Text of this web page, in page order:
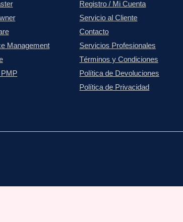
Management
Registro / Mi Cuenta
Servicio al Cliente
Contacto
Servicios Profesionales
Términos y Condiciones
Política de Devoluciones
Política de Privacidad